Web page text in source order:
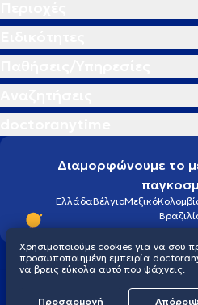
Διαμορφώνουμε το
ΕλλάδαΒέλγιοΜεξικό
Πολιτική
© 2026
Χρησιμοποιούμε cookies για να σου
προσωποποιημένη εμπειρία
να βρεις εύκολα αυτό που ψάχνεις.
Προσαρμογή